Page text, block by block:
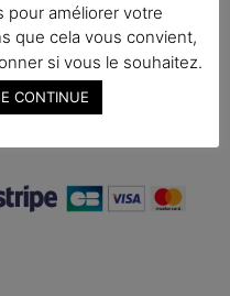
pour améliorer votre
que cela vous convient,
si vous le souhaitez.
CONTINUE